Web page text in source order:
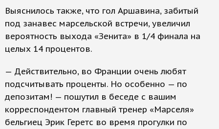
Выяснилось также, что гол Аршавина, забитый
под занавес марсельской встречи, увеличил
вероятность выхода «Зенита» в 1/4 финала на
целых 14 процентов.
— Действительно, во Франции очень любят
подсчитывать проценты. Но особенно — по
депозитам! — пошутил в беседе с вашим
корреспондентом главный тренер «Марселя»
бельгиец Эрик Геретс во время прогулки по